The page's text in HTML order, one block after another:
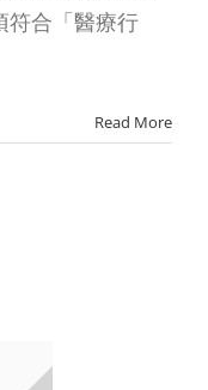
符合「醫療行
Read More